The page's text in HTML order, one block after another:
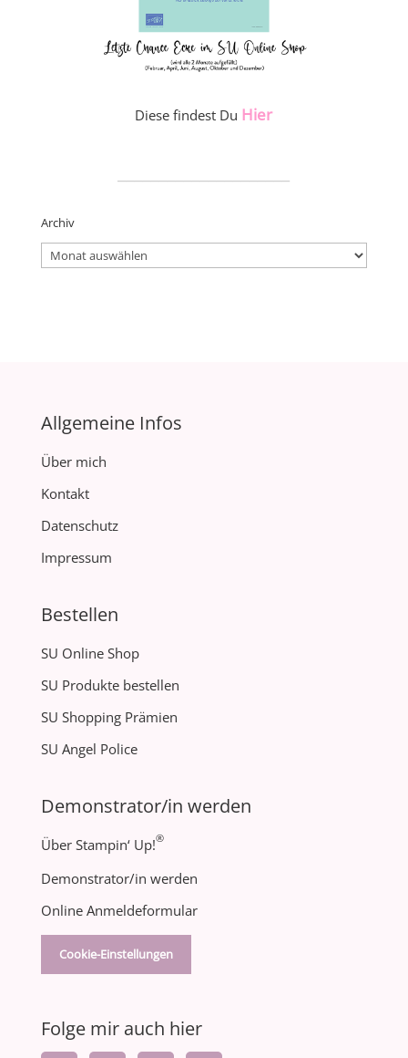
Diese findest Du Hier
Archiv
Archiv
Allgemeine Infos
Über mich
Kontakt
Datenschutz
Impressum
Bestellen
SU Online Shop
SU Produkte bestellen
SU Shopping Prämien
SU Angel Police
Demonstrator/in werden
Über Stampin‘ Up!®
Demonstrator/in werden
Online Anmeldeformular
Cookie-Einstellungen
Folge mir auch hier